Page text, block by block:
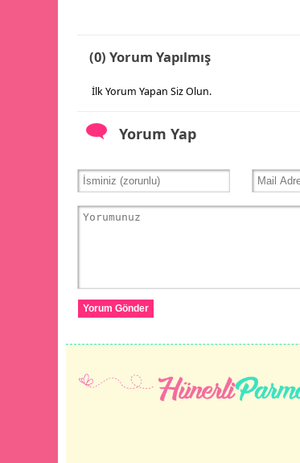
(0) Yorum Yapılmış
İlk Yorum Yapan Siz Olun.
Yorum Yap
Yorum Gönder